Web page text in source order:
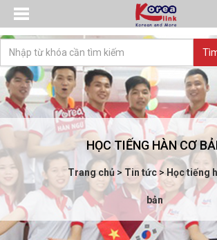
HỌC TIẾNG HÀN CƠ
Trang chủ > Tin tức>Học tiếng
bản